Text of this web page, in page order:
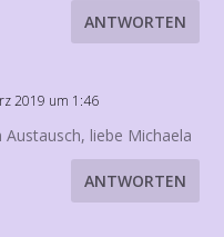
ANTWORTEN
2019 um 1:46
liebe Michaela
ANTWORTEN